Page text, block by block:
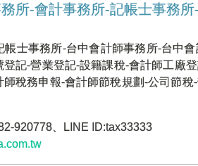
所-會計事務所-記帳士事務
士事務所-台中會計師事務所-台中
記-營業登記-設籍課稅-會計師工廠
稅務申報-會計師節稅規劃-公司節
920778、LINE ID:tax33333